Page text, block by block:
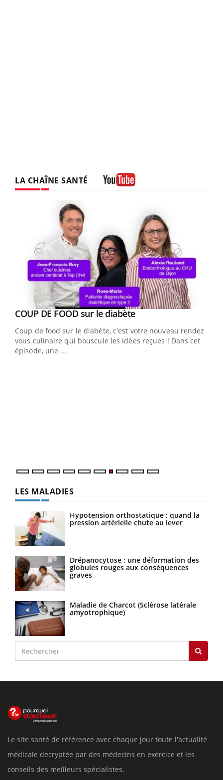
LA CHAÎNE SANTÉ
Youtube
COUP DE FOOD sur le diabèteYoutube
Coup de food sur le diabète, c'est votre nouveau rendez-
vous culinaire qui bouscule les idées reçues ! Dans cet
épisode, une ...
LES MALADIES
Hypotension orthostatique : quand la
pression artérielle chute au lever
Drépanocytose : une déformation des
globules rouges aux conséquences
graves
Maladie de Charcot (Sclérose latérale
amyotrophique)
Le site santé de référence avec chaque jour toute l'actualité
médicale decryptée par des médecins en exercice et les
conseils des meilleurs spécialistes.